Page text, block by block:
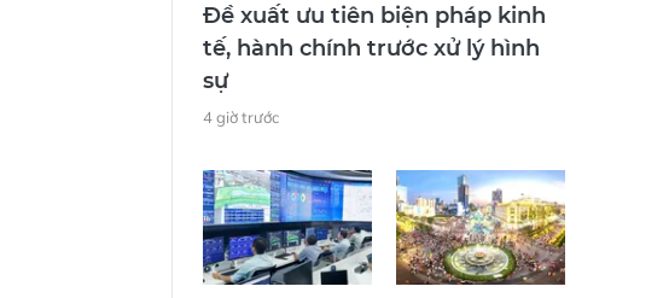
Đề xuất ưu tiên biện pháp kinh
tế, hành chính trước xử lý hình
sự
4 giờ trước